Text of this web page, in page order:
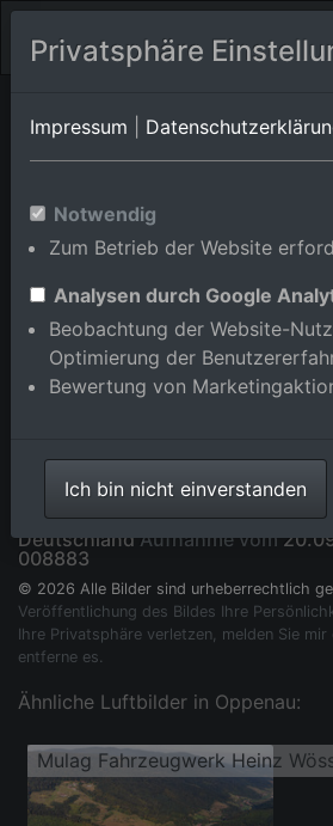
Orts-Album von Oppenau in Baden-
Mulag Fahrzeugwerk Heinz
Oppenau im Bundesland Baden-
DeutschlandAufnahme vom
008883
© 2026 Alle Bilder sind urheberrechtlich
Veröffentlichung des Bildes Ihre
Ihre Privatsphäre verletzen, melden Sie mir
entferne es.
Ähnliche Luftbilder in Oppenau:
Mulag Fahrzeugwerk Heinz
Privatsphäre
Impressum
Notwendig
Zum Betrieb der Website
Analysen durch Google
Beobachtung der Website-
Optimierung der
Bewertung von
Ich bin nicht einverstanden